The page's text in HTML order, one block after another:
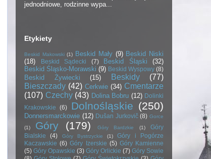
jednodniowe, rodzinne wypa...
Etykiety
Beskid Makowski (1) Beskid Mały (9) Beskid Niski
(18)
Beskid Sądecki (7) Beskid Śląski
(32)
Beskid Śląsko-Morawski (9) Beskid Wyspowy (8)
Beskid Żywiecki (15) Beskidy
(77)
Bieszczady (42) Cerkwie (34) Cmentarze
(107) Czechy (43) Dolina Bobru (12) Dolinki
Krakowskie
(6) Dolnośląskie (250)
Donnersmarckowie (12) Dušan Jurkovič (8) Gorce
(1)
Góry (179) Góry Bardzkie (1)
Góry
Bialskie
(4) Góry Bystrzyckie (1)
Góry i Pogórze
Kaczawskie (6) Góry Izerskie (5) Góry Kamienne
(5) Góry Opawskie (3) Góry Orlickie (7) Góry Sowie